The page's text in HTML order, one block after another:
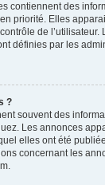
contiennent des
priorité. Elles
de
définies par les
?
souvent des
Les annonces
elles ont été
concernant les